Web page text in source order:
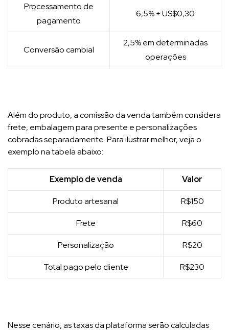
Processamento de
pagamento
6,5% + US$0,30
Conversão cambial
2,5% em determinadas
operações
Além do produto, a comissão da venda também considera
frete, embalagem para presente e personalizações
cobradas separadamente. Para ilustrar melhor, veja o
exemplo na tabela abaixo:
Exemplo de venda Valor
Produto artesanal R$150
Frete R$60
Personalização R$20
Total pago pelo cliente R$230
Nesse cenário, as taxas da plataforma serão calculadas